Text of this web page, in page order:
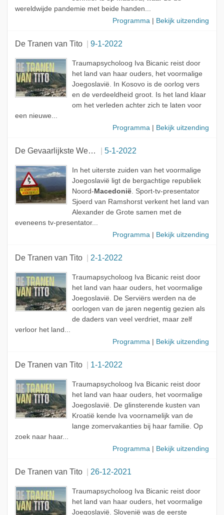
wereldwijde pandemie met beide handen...
Programma | Bekijk uitzending
De Tranen van Tito 9-1-2022
Traumapsycholoog Iva Bicanic reist door
het land van haar ouders, het voormalige
Joegoslavië. In Kosovo is de oorlog vers
en de verdeeldheid groot. Is het land klaar
om het verleden achter zich te laten voor
een nieuwe...
Programma | Bekijk uitzending
De Gevaarlijkste Wegen Van De Wereld 5-1-2022
In het uiterste zuiden van het voormalige
Joegoslavië ligt de bergachtige republiek
Noord-Macedonië. Sport-tv-presentator
Sjoerd van Ramshorst verkent het land van
Alexander de Grote samen met de
eveneens tv-presentator...
Programma | Bekijk uitzending
De Tranen van Tito 2-1-2022
Traumapsycholoog Iva Bicanic reist door
het land van haar ouders, het voormalige
Joegoslavië. De Serviërs werden na de
oorlogen van de jaren negentig gezien als
de daders van veel verdriet, maar zelf
verloor het land...
Programma | Bekijk uitzending
De Tranen van Tito 1-1-2022
Traumapsycholoog Iva Bicanic reist door
het land van haar ouders, het voormalige
Joegoslavië. De glinsterende kusten van
Kroatië kende Iva voornamelijk van de
lange zomervakanties bij haar familie. Op
zoek naar haar...
Programma | Bekijk uitzending
De Tranen van Tito 26-12-2021
Traumapsycholoog Iva Bicanic reist door
het land van haar ouders, het voormalige
Joegoslavië. Slovenië was de eerste